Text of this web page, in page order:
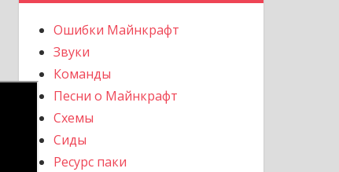
Ошибки Майнкрафт
Звуки
Команды
Песни о Майнкрафт
Схемы
Сиды
Ресурс паки